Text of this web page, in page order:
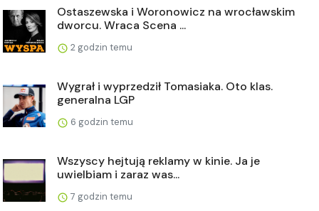
Ostaszewska i Woronowicz na wrocławskim
dworcu. Wraca Scena ...
2 godzin temu
Wygrał i wyprzedził Tomasiaka. Oto klas.
generalna LGP
6 godzin temu
Wszyscy hejtują reklamy w kinie. Ja je
uwielbiam i zaraz was...
7 godzin temu